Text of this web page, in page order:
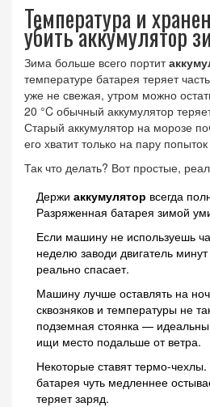
Температура и
убить аккумулятор
Зима больше всего портит
температуре батарея теряет
уже не свежая, утром можно
20 °C обычный аккумулятор
Старый аккумулятор на морозе
его хватит только на пару
Так что делать? Вот простые,
Держи аккумулятор всегда
Разряженная батарея зимой
Если машину не используешь
неделю заводи двигатель
реально спасает.
Машину лучше оставлять на
сквозняков и температуры не
подземная стоянка —
ищи место подальше от ветра.
Некоторые ставят термо-
батарея чуть медленнее
теряет заряд.